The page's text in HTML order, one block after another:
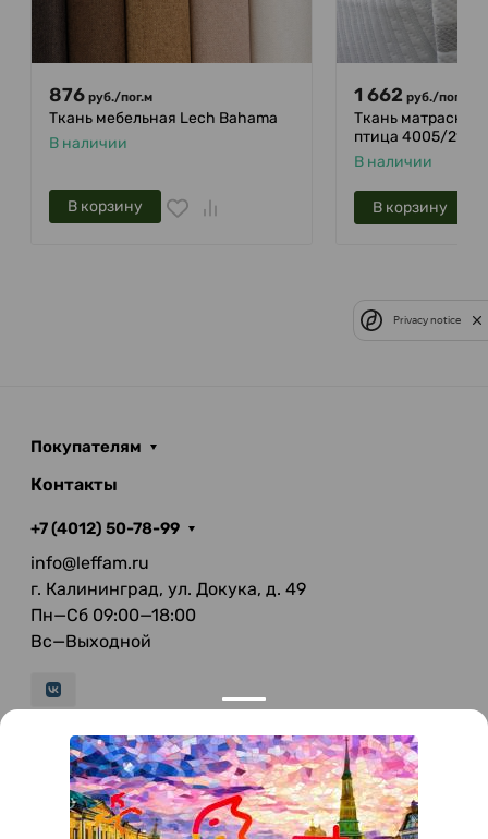
876 руб./пог.м
Ткань мебельная Lech Bahama
В наличии
В корзину
1 662 руб./пог.м
Ткань
птица 4005/2182
В наличии
В корзину
Покупателям
Контакты
+7 (4012) 50-78-99
info@leffam.ru
г. Калининград, ул. Докука, д. 49
Пн—Сб 09:00—18:00
Вс—Выходной
© 2026 LeFFAM — материалы для качественной
мягкой мебели
Получение и обработка персональных данных происходит в
соответствии с Федеральным законом от 27.07.2006 года №152-ФЗ
Privacy notice